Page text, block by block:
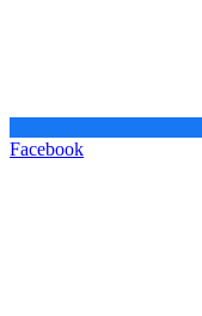
Facebook